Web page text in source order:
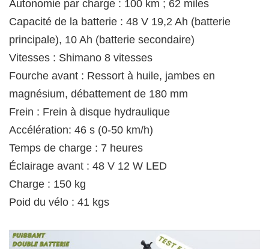
Autonomie par charge : 100 km ; 62 miles
Capacité de la batterie : 48 V 19,2 Ah (batterie
principale), 10 Ah (batterie secondaire)
Vitesses : Shimano 8 vitesses
Fourche avant : Ressort à huile, jambes en
magnésium, débattement de 180 mm
Frein : Frein à disque hydraulique
Accélération: 46 s (0-50 km/h)
Temps de charge : 7 heures
Éclairage avant : 48 V 12 W LED
Charge : 150 kg
Poid du vélo : 41 kgs